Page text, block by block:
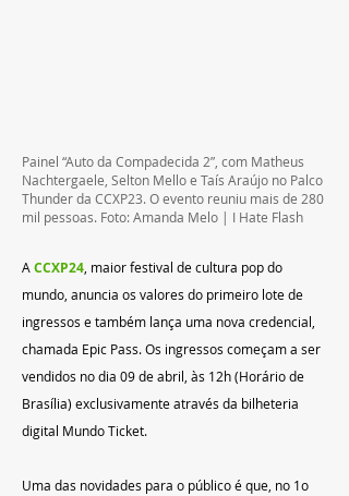
Painel “Auto da Compadecida 2”, com Matheus
Nachtergaele, Selton Mello e Taís Araújo no Palco
Thunder da CCXP23. O evento reuniu mais de 280
mil pessoas. Foto: Amanda Melo | I Hate Flash
A CCXP24 , maior festival de cultura pop do
mundo, anuncia os valores do primeiro lote de
ingressos e também lança uma nova credencial,
chamada Epic Pass. Os ingressos começam a ser
vendidos no dia 09 de abril, às 12h (Horário de
Brasília) exclusivamente através da bilheteria
digital Mundo Ticket.
Uma das novidades para o público é que, no 1o